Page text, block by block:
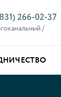
266-02-37
/